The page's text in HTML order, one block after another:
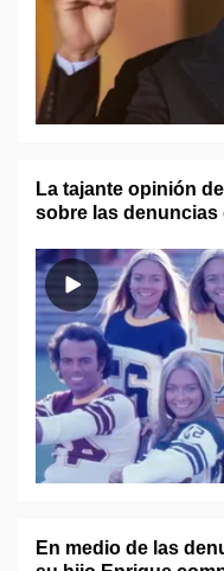
La tajante opinión
sobre las denuncias
En medio de las